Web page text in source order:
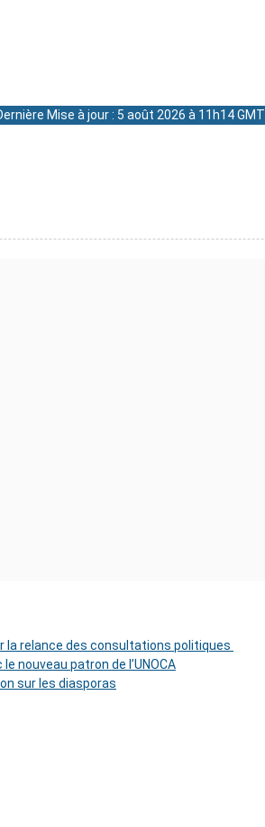
Mise à jour : 5 août 2026 à 11h14 GMT
la relance des consultations politiques
nouveau patron de l’UNOCA
sur les diasporas